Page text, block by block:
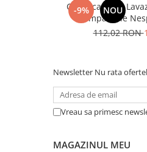
-9% NOU
Cafea capsule
compatibile
112,02 RON
Newsletter Nu rata
Vreau sa primesc
MAGAZINUL MEU